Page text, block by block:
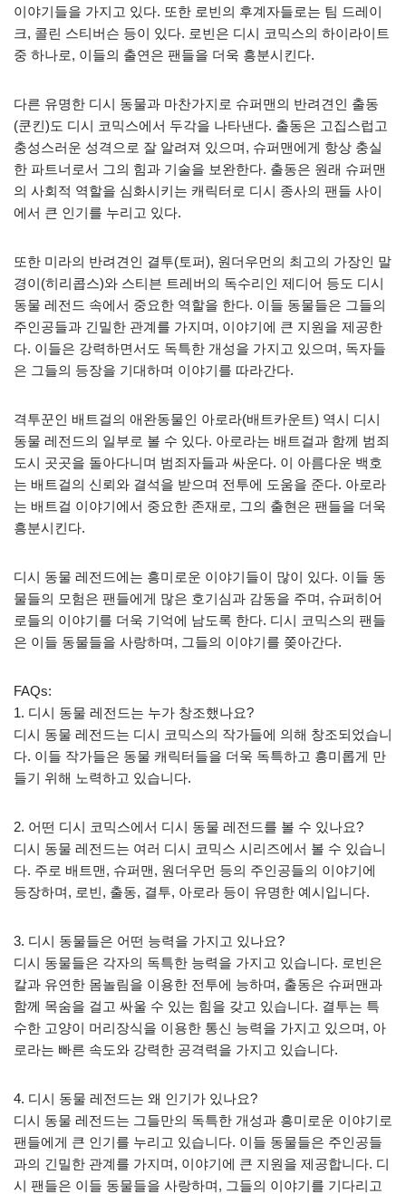
이야기들을 가지고 있다. 또한 로빈의 후계자들로는 팀 드레이
크, 콜린 스티버슨 등이 있다. 로빈은 디시 코믹스의 하이라이트
중 하나로, 이들의 출연은 팬들을 더욱 흥분시킨다.
다른 유명한 디시 동물과 마찬가지로 슈퍼맨의 반려견인 출동
(쿤킨)도 디시 코믹스에서 두각을 나타낸다. 출동은 고집스럽고
충성스러운 성격으로 잘 알려져 있으며, 슈퍼맨에게 항상 충실
한 파트너로서 그의 힘과 기술을 보완한다. 출동은 원래 슈퍼맨
의 사회적 역할을 심화시키는 캐릭터로 디시 종사의 팬들 사이
에서 큰 인기를 누리고 있다.
또한 미라의 반려견인 결투(토퍼), 원더우먼의 최고의 가장인 말
경이(히리콥스)와 스티븐 트레버의 독수리인 제디어 등도 디시
동물 레전드 속에서 중요한 역할을 한다. 이들 동물들은 그들의
주인공들과 긴밀한 관계를 가지며, 이야기에 큰 지원을 제공한
다. 이들은 강력하면서도 독특한 개성을 가지고 있으며, 독자들
은 그들의 등장을 기대하며 이야기를 따라간다.
격투꾼인 배트걸의 애완동물인 아로라(배트카운트) 역시 디시
동물 레전드의 일부로 볼 수 있다. 아로라는 배트걸과 함께 범죄
도시 곳곳을 돌아다니며 범죄자들과 싸운다. 이 아름다운 백호
는 배트걸의 신뢰와 결석을 받으며 전투에 도움을 준다. 아로라
는 배트걸 이야기에서 중요한 존재로, 그의 출현은 팬들을 더욱
흥분시킨다.
디시 동물 레전드에는 흥미로운 이야기들이 많이 있다. 이들 동
물들의 모험은 팬들에게 많은 호기심과 감동을 주며, 슈퍼히어
로들의 이야기를 더욱 기억에 남도록 한다. 디시 코믹스의 팬들
은 이들 동물들을 사랑하며, 그들의 이야기를 쫒아간다.
FAQs:
1. 디시 동물 레전드는 누가 창조했나요?
디시 동물 레전드는 디시 코믹스의 작가들에 의해 창조되었습니
다. 이들 작가들은 동물 캐릭터들을 더욱 독특하고 흥미롭게 만
들기 위해 노력하고 있습니다.
2. 어떤 디시 코믹스에서 디시 동물 레전드를 볼 수 있나요?
디시 동물 레전드는 여러 디시 코믹스 시리즈에서 볼 수 있습니
다. 주로 배트맨, 슈퍼맨, 원더우먼 등의 주인공들의 이야기에
등장하며, 로빈, 출동, 결투, 아로라 등이 유명한 예시입니다.
3. 디시 동물들은 어떤 능력을 가지고 있나요?
디시 동물들은 각자의 독특한 능력을 가지고 있습니다. 로빈은
칼과 유연한 몸놀림을 이용한 전투에 능하며, 출동은 슈퍼맨과
함께 목숨을 걸고 싸울 수 있는 힘을 갖고 있습니다. 결투는 특
수한 고양이 머리장식을 이용한 통신 능력을 가지고 있으며, 아
로라는 빠른 속도와 강력한 공격력을 가지고 있습니다.
4. 디시 동물 레전드는 왜 인기가 있나요?
디시 동물 레전드는 그들만의 독특한 개성과 흥미로운 이야기로
팬들에게 큰 인기를 누리고 있습니다. 이들 동물들은 주인공들
과의 긴밀한 관계를 가지며, 이야기에 큰 지원을 제공합니다. 디
시 팬들은 이들 동물들을 사랑하며, 그들의 이야기를 기다리고